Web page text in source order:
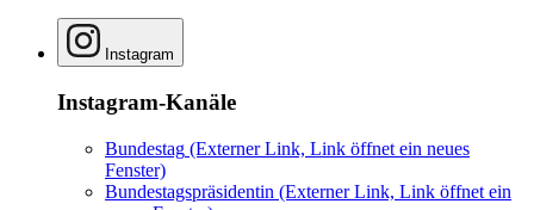
Instagram
Instagram-Kanäle
Bundestag (Externer Link, Link öffnet ein neues
Fenster)
Bundestagspräsidentin (Externer Link, Link öffnet ein